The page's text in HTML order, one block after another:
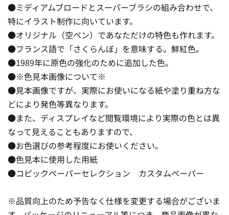
●ミディアムブロードとスーパーブラシの組み合わせで、
特にイラスト制作に向いています。
●オリジナル（空ペン）であなただけの特色も作れます。
●フランス語で「さくらんぼ」を意味する。鮮紅色。
●1989年に原色の強化のために追加した色。
●※色見本画像について※
●見本画像ですが、実際にお使いになる紙や塗り重ね方な
どにより発色等異なります。
●また、ディスプレイなど閲覧環境により実際の色とは異
なって見えることもありますので、
●お色選びの参考程度にお使いください。
●色見本に使用した用紙
●コピックペーパーセレクション カスタムペーパー
※品質向上のため予告なく仕様を変更する場合がございま